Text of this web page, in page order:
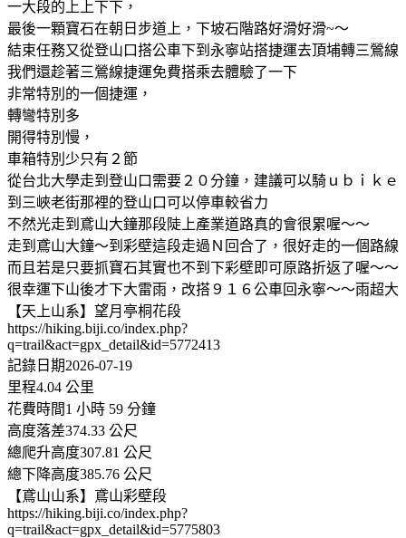
一大段的上上下下，
最後一顆寶石在朝日步道上，下坡石階路好滑好滑~～
結束任務又從登山口搭公車下到永寧站搭捷運去頂埔轉三鶯線
我們還趁著三鶯線捷運免費搭乘去體驗了一下
非常特別的一個捷運，
轉彎特別多
開得特別慢，
車箱特別少只有２節
從台北大學走到登山口需要２０分鐘，建議可以騎ｕｂｉｋｅ
到三峽老街那裡的登山口可以停車較省力
不然光走到鳶山大鐘那段陡上產業道路真的會很累喔～～
走到鳶山大鐘～到彩壁這段走過Ｎ回合了，很好走的一個路線
而且若是只要抓寶石其實也不到下彩壁即可原路折返了喔～～
很幸運下山後才下大雷雨，改搭９１６公車回永寧～～雨超大
【天上山系】望月亭桐花段
https://hiking.biji.co/index.php?
q=trail&act=gpx_detail&id=5772413
記錄日期2026-07-19
里程4.04 公里
花費時間1 小時 59 分鐘
高度落差374.33 公尺
總爬升高度307.81 公尺
總下降高度385.76 公尺
【鳶山山系】鳶山彩壁段
https://hiking.biji.co/index.php?
q=trail&act=gpx_detail&id=5775803